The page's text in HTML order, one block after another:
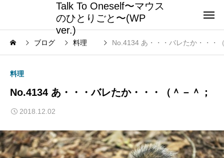
Talk To Oneself〜マウス
のひとりごと〜(WP
ver.)
ブログ 料理 No.4134 あ・・・バレたか・・・
料理
No.4134 あ・・・バレたか・・・（＾－＾；
2018.12.02